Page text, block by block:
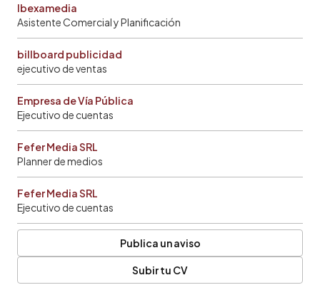
Ibexamedia
Asistente Comercial y Planificación
billboard publicidad
ejecutivo de ventas
Empresa de Vía Pública
Ejecutivo de cuentas
Fefer Media SRL
Planner de medios
Fefer Media SRL
Ejecutivo de cuentas
Publica un aviso
Subir tu CV